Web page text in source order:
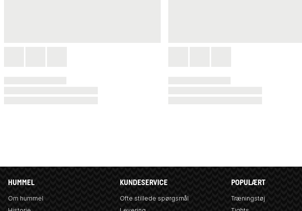
HUMMEL
Om hummel
KUNDESERVICE
Ofte stillede spørgsmål
POPULÆRT
Træningstøj